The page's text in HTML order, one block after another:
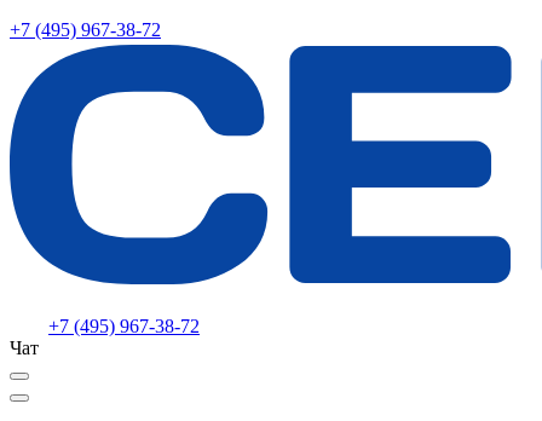
+7 (495) 967-38-72
+7 (495) 967-38-72
Чат